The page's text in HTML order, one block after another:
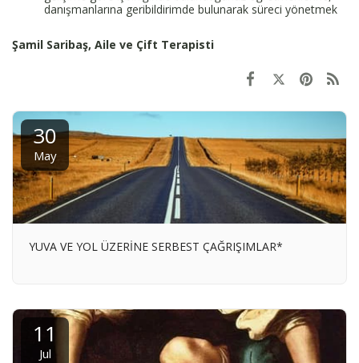
danışmanlarına geribildirimde bulunarak süreci yönetmek
Şamil Saribaş, Aile ve Çift Terapisti
30
May
YUVA VE YOL ÜZERİNE SERBEST ÇAĞRIŞIMLAR*
11
Jul